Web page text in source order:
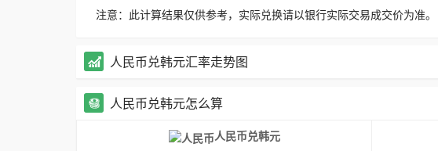
注意：此计算结果仅供参考，实际兑换请以银行实际交易成交价为准。
人民币兑韩元汇率走势图
人民币兑韩元怎么算
人民币兑韩元